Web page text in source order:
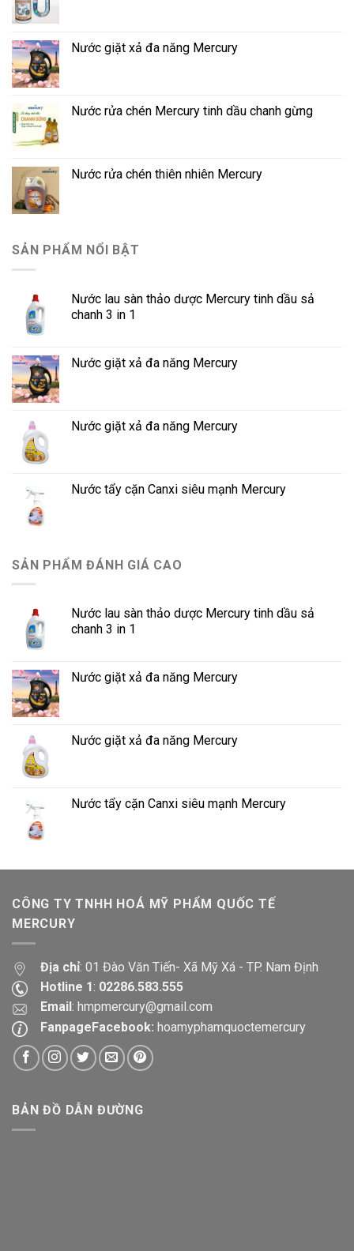
Nước giặt xả đa năng Mercury
Nước rửa chén Mercury tinh dầu chanh gừng
Nước rửa chén thiên nhiên Mercury
SẢN PHẨM NỔI BẬT
Nước lau sàn thảo dược Mercury tinh dầu sả
chanh 3 in 1
Nước giặt xả đa năng Mercury
Nước giặt xả đa năng Mercury
Nước tẩy cặn Canxi siêu mạnh Mercury
SẢN PHẨM ĐÁNH GIÁ CAO
Nước lau sàn thảo dược Mercury tinh dầu sả
chanh 3 in 1
Nước giặt xả đa năng Mercury
Nước giặt xả đa năng Mercury
Nước tẩy cặn Canxi siêu mạnh Mercury
CÔNG TY TNHH HOÁ MỸ PHẨM QUỐC TẾ
MERCURY
Địa chỉ: 01 Đào Văn Tiến- Xã Mỹ Xá - TP. Nam Định
Hotline 1: 02286.583.555
Email : hmpmercury@gmail.com
FanpageFacebook: hoamyphamquoctemercury
BẢN ĐỒ DẪN ĐƯỜNG